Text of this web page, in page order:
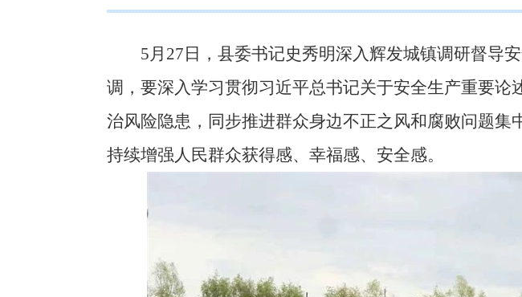
5月27日，县委书记史秀明深入辉发城镇调研督导安
调，要深入学习贯彻习近平总书记关于安全生产重要
治风险隐患，同步推进群众身边不正之风和腐败问题集
持续增强人民群众获得感、幸福感、安全感。